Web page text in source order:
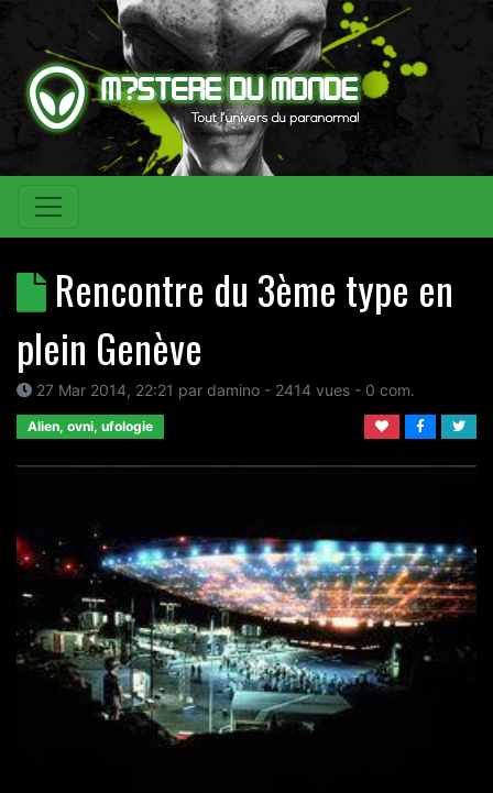
Rencontre du 3ème type en
plein Genève
27 Mar 2014, 22:21 par damino - 2414 vues - 0 com.
Alien, ovni, ufologie